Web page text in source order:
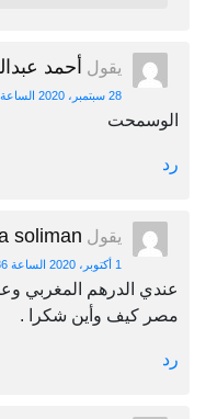
يقول أحمد
28 سبتمبر، 2020 الساعة 11:46 م
الوسمحت
رد
يقول soliman
1 أكتوبر، 2020 الساعة 1:36 م
عندي الدرهم المغربي
مصر كيف وأين شكرا .
رد